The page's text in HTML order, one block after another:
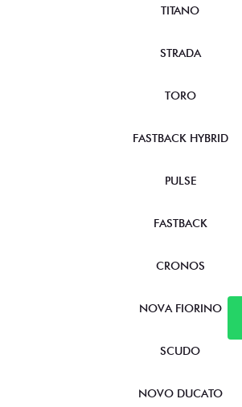
TITANO
STRADA
TORO
FASTBACK HYBRID
PULSE
FASTBACK
CRONOS
NOVA FIORINO
SCUDO
NOVO DUCATO